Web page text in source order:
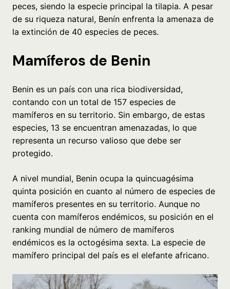
peces, siendo la especie principal la tilapia. A pesar
de su riqueza natural, Benín enfrenta la amenaza de
la extinción de 40 especies de peces.
Mamíferos de Benin
Benin es un país con una rica biodiversidad,
contando con un total de 157 especies de
mamíferos en su territorio. Sin embargo, de estas
especies, 13 se encuentran amenazadas, lo que
representa un recurso valioso que debe ser
protegido.
A nivel mundial, Benin ocupa la quincuagésima
quinta posición en cuanto al número de especies de
mamíferos presentes en su territorio. Aunque no
cuenta con mamíferos endémicos, su posición en el
ranking mundial de número de mamíferos
endémicos es la octogésima sexta. La especie de
mamífero principal del país es el elefante africano.